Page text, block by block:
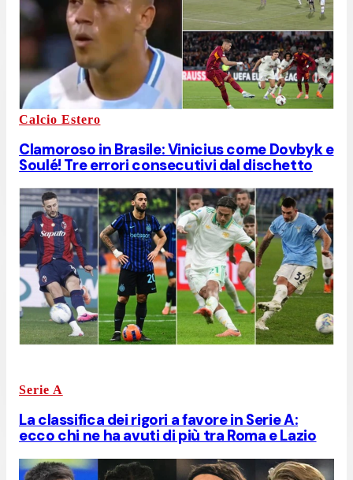
Calcio Estero
Clamoroso in Brasile: Vinicius come Dovbyk e
Soulé! Tre errori consecutivi dal dischetto
Serie A
La classifica dei rigori a favore in Serie A:
ecco chi ne ha avuti di più tra Roma e Lazio